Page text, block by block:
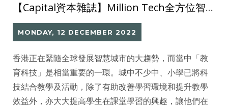
【Capital資本雜誌】Million Tech全方位智能圖書館系統 優化圖書管理
MONDAY, 12 DECEMBER 2022
香港正在緊隨全球發展智慧城市的大趨勢，而當中「教
育科技」是相當重要的一環。城中不少中、小學已將科
技結合教學及活動，除了有助改善學習環境和提升教學
效益外，亦大大提高學生在課堂學習的興趣，讓他們在